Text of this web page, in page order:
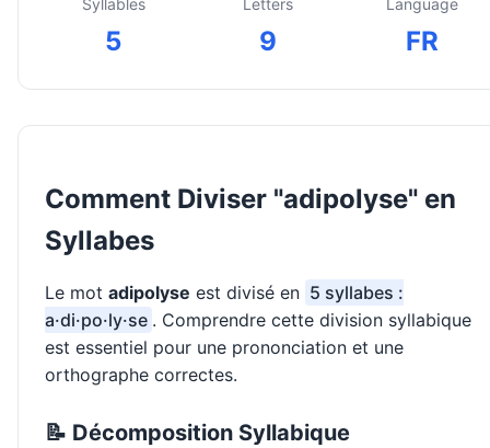
Syllables
5
Letters
9
Language
FR
Comment Diviser "adipolyse" en
Syllabes
Le mot adipolyse est divisé en 5 syllabes :
a·di·po·ly·se . Comprendre cette division syllabique
est essentiel pour une prononciation et une
orthographe correctes.
📝 Décomposition Syllabique